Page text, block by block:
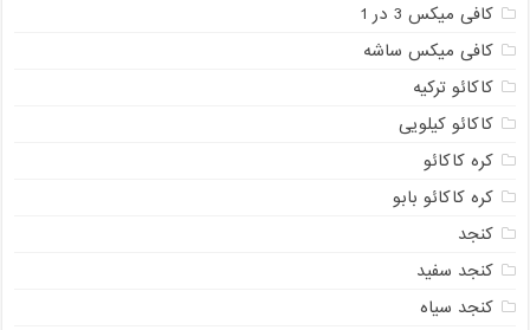
کافی میکس 3 در 1
کافی میکس ساشه
کاکائو ترکیه
کاکائو کیلویی
کره کاکائو
کره کاکائو بابو
کنجد
کنجد سفید
کنجد سیاه